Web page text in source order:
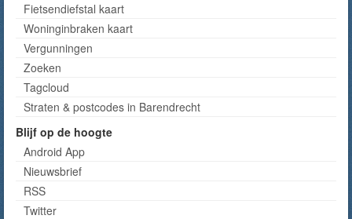
Fietsendiefstal kaart
Woninginbraken kaart
Vergunningen
Zoeken
Tagcloud
Straten & postcodes in Barendrecht
Blijf op de hoogte
Android App
Nieuwsbrief
RSS
Twitter